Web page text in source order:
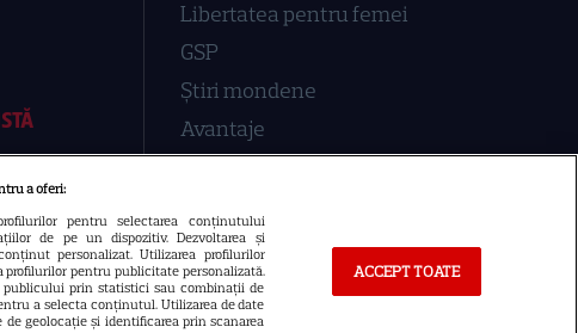
Libertatea pentru femei
GSP
Știri mondene
Avantaje
Retete practice
a oferi:
pentru selectarea conținutului
de pe un dispozitiv. Dezvoltarea și
personalizat. Utilizarea profilurilor
profilurilor pentru publicitate personalizată.
prin statistici sau combinații de
a selecta conținutul. Utilizarea de date
geolocație și identificarea prin scanarea
ACCEPT TOATE